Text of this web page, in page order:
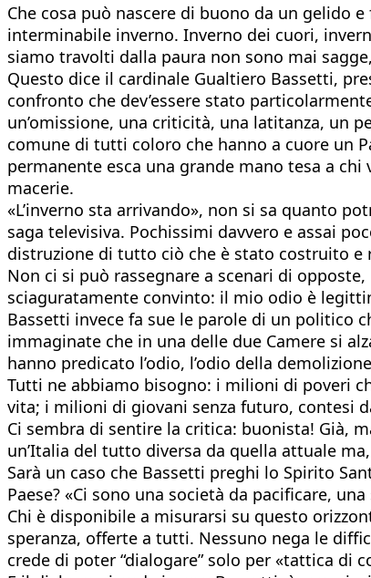
Che cosa può nascere di buono da un gelido
interminabile inverno. Inverno dei cuori,
siamo travolti dalla paura non sono mai
Questo dice il cardinale Gualtiero Bassetti,
confronto che dev’essere stato
un’omissione, una criticità, una latitanza, un
comune di tutti coloro che hanno a cuore un
permanente esca una grande mano tesa a
macerie.
«L’inverno sta arrivando», non si sa quanto
saga televisiva. Pochissimi davvero e assai
distruzione di tutto ciò che è stato costruito
Non ci si può rassegnare a scenari di
sciaguratamente convinto: il mio odio è
Bassetti invece fa sue le parole di un politico
immaginate che in una delle due Camere si
hanno predicato l’odio, l’odio della
Tutti ne abbiamo bisogno: i milioni di poveri
vita; i milioni di giovani senza futuro, contesi
Ci sembra di sentire la critica: buonista! Già,
un’Italia del tutto diversa da quella attuale
Sarà un caso che Bassetti preghi lo Spirito
Paese? «Ci sono una società da pacificare,
Chi è disponibile a misurarsi su questo
speranza, offerte a tutti. Nessuno nega le
crede di poter “dialogare” solo per «tattica di